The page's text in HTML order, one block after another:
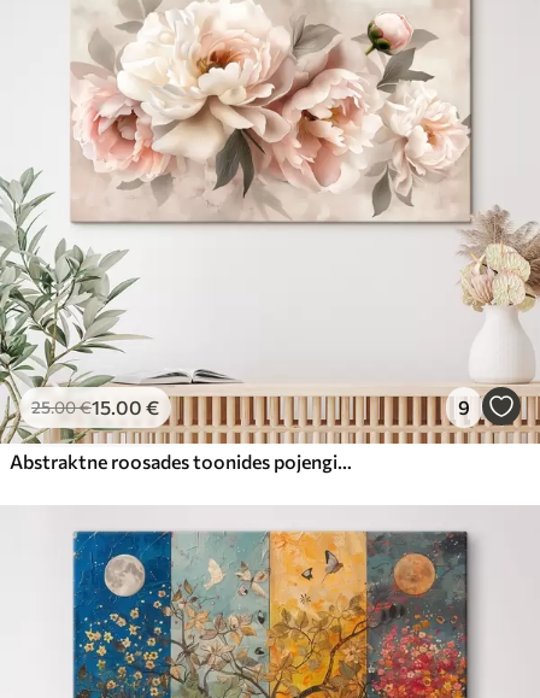
25.00€15.00 € 9
Abstraktne roosades toonides pojengide kimp